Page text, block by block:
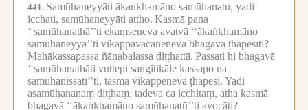
441. Samūhaneyyāti ākaṅkhamāno samūhanatu, yadi
icchati, samūhaneyyāti attho. Kasmā pana
‘‘samūhanathā’’ti ekaṃseneva avatvā ‘‘ākaṅkhamāno
samūhaneyyā’’ti vikappavacaneneva bhagavā ṭhapesīti?
Mahākassapassa ñāṇabalassa diṭṭhattā. Passati hi bhagavā
‘‘samūhanathāti vuttepi saṅgītikāle kassapo na
samūhanissatī’’ti, tasmā vikappeneva ṭhapesi. Yadi
asamūhananaṃ diṭṭhaṃ, tadeva ca icchitaṃ, atha kasmā
bhagavā ‘‘ākaṅkhamāno samūhanatū’’ti avocāti?